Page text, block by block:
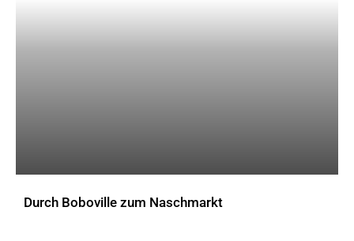
Durch Boboville zum Naschmarkt